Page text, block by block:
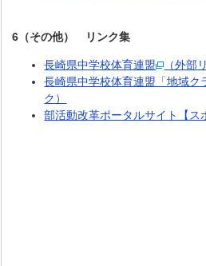
6（その他） リンク集
長崎県中学校体育連盟
（外部
長崎県中学校体育連盟「地域ク
ク）
部活動改革ポータルサイト【ス